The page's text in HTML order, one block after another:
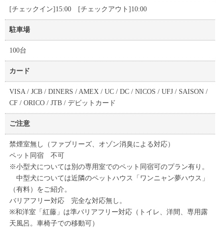
[チェックイン]15:00 [チェックアウト]10:00
駐車場
100台
カード
VISA / JCB / DINERS / AMEX / UC / DC / NICOS / UFJ / SAISON /
CF / ORICO / JTB / デビットカード
ご注意
禁煙室無し（ファブリーズ、オゾン消臭による対応）
ペット同宿 不可
※小型犬については別の専用室でのペット同宿可のプラン有り。
中型犬については近隣のペットハウス
「ワンニャン夢ハウス」
（有料）をご紹介。
バリアフリー対応 完全な対応無し。
※和洋室「紅藤」は準バリアフリー対応（トイレ、洋間、専用露
天風呂。車椅子での移動可）